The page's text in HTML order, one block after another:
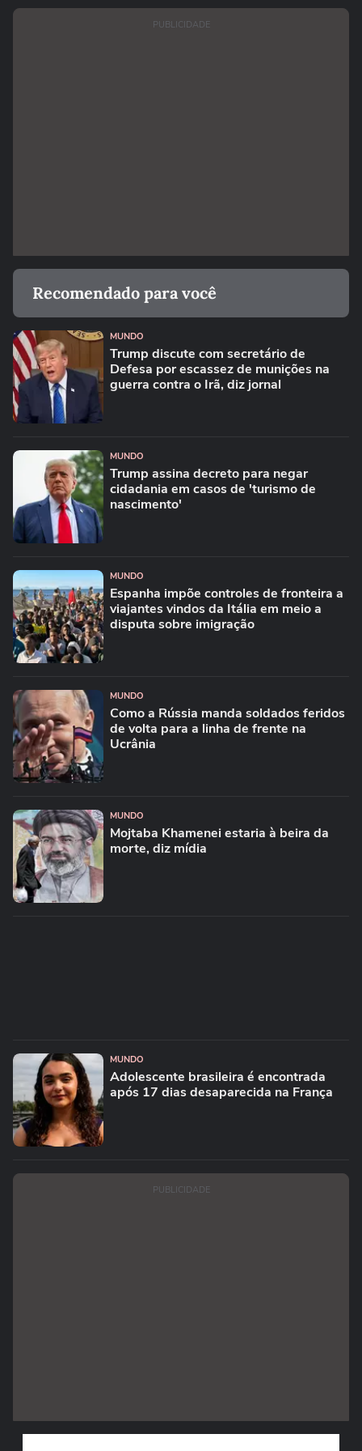
PUBLICIDADE
Recomendado para você
MUNDO
Trump discute com secretário de
Defesa por escassez de munições na
guerra contra o Irã, diz jornal
MUNDO
Trump assina decreto para negar
cidadania em casos de 'turismo de
nascimento'
MUNDO
Espanha impõe controles de fronteira a
viajantes vindos da Itália em meio a
disputa sobre imigração
MUNDO
Como a Rússia manda soldados feridos
de volta para a linha de frente na
Ucrânia
MUNDO
Mojtaba Khamenei estaria à beira da
morte, diz mídia
MUNDO
Adolescente brasileira é encontrada
após 17 dias desaparecida na França
PUBLICIDADE